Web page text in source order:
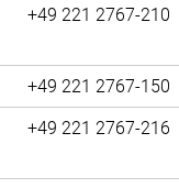
+49 221 2767-210
+49 221 2767-150
+49 221 2767-216